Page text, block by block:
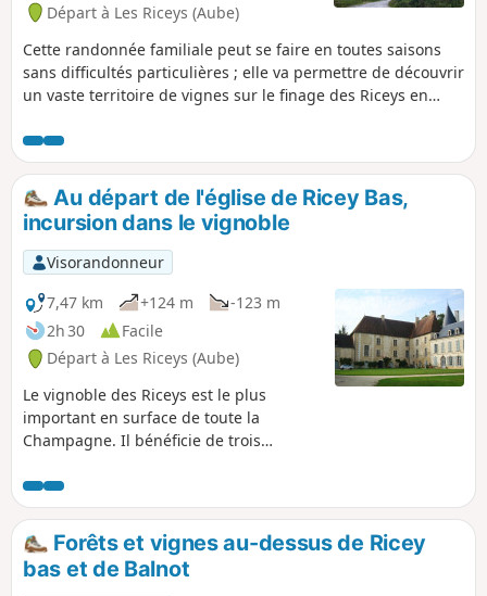
Départ à Les Riceys (Aube)
Cette randonnée familiale peut se faire en toutes saisons
sans difficultés particulières ; elle va permettre de découvrir
un vaste territoire de vignes sur le finage des Riceys en
que j'appelle un col bien identifiable ; un arbre isolé et une
cabane de vigneron se détachent sur l'horizon et derrière
lequel on pourrait descendre vers la vallée de la Sarce et les
communes d'Avirey Lingey et Bagneux la Fosse;; au "col"
vers l'Est la vue est étendue sur le village de Ricey Bas et au
delà vers d'autres Bar.
Au départ de l'église de Ricey Bas,
incursion dans le vignoble
Visorandonneur
7,47 km
+124 m
-123 m
2h 30
Facile
Départ à Les Riceys (Aube)
Le vignoble des Riceys est le plus
important en surface de toute la
Champagne. Il bénéficie de trois
Côte des Bars, l'accès au vignoble pour
des randonneurs est aisé et souvent
facilité par des routes entretenues pour
l'exploitation des vignes.
Forêts et vignes au-dessus de Ricey
bas et de Balnot